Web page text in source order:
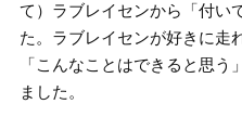
て）ラブレイセンから「付い
た。ラブレイセンが好きに走
「こんなことはできると思
ました。